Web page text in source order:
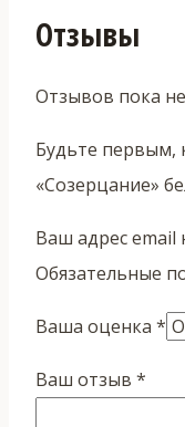
Отзывы
Отзывов пока
Будьте первым,
«Созерцание»
Ваш адрес email
Обязательные
Ваша оценка *
Ваш отзыв *